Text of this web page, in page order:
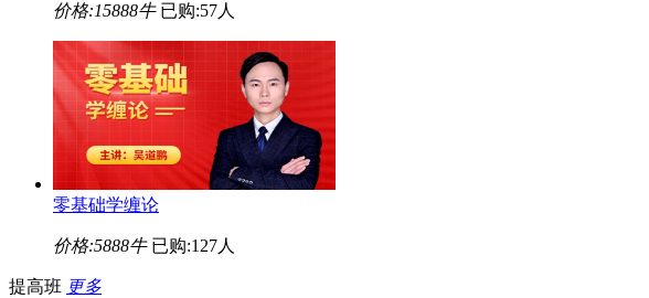
价格:15888牛 已购:57人
零基础学缠论
价格:5888牛 已购:127人
提高班 更多